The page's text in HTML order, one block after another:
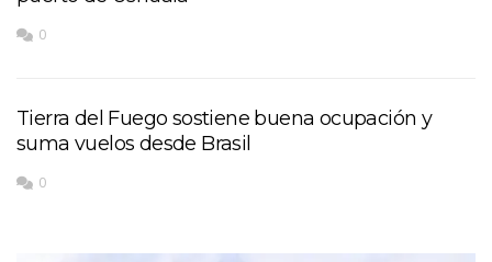
0
Tierra del Fuego sostiene buena ocupación y
suma vuelos desde Brasil
0